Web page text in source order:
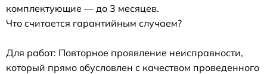
комплектующие — до 3 месяцев.
Что считается гарантийным случаем?
Для работ: Повторное проявление неисправности,
который прямо обусловлен с качеством проведенного